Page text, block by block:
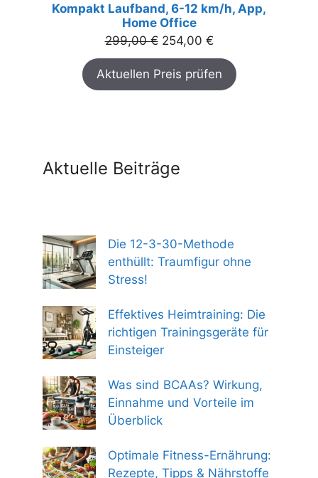
Kompakt Laufband, 6-12 km/h, App,
Home Office
299,00€ Ursprünglicher
Preis
war:
299,00 €
254,00 €Aktueller
Preis
ist:
254,00 €.
Aktuellen Preis prüfen
Aktuelle Beiträge
Die 12-3-30-Methode
enthüllt: Traumfigur ohne
Stress!
Effektives Heimtraining: Die
richtigen Trainingsgeräte für
Einsteiger
Was sind BCAAs? Wirkung,
Einnahme und Vorteile im
Überblick
Optimale Fitness-Ernährung:
Rezepte, Tipps & Nährstoffe